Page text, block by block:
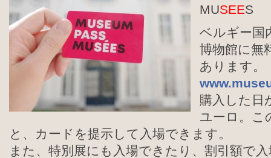
MUSEES
ベルギー国
博物館に無
あります。
購入した日
ユーロ。こ
と、カードを提示して入場できます。
また、特別展にも入場できたり、割引額で